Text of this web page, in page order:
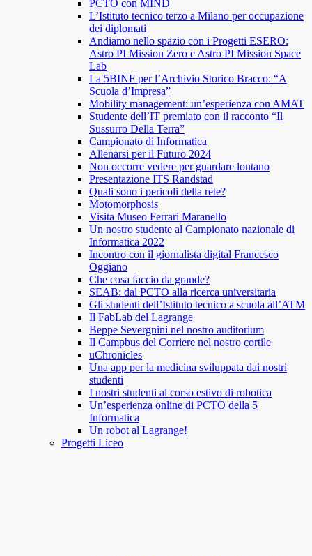
PCTO con MIND
L’Istituto tecnico terzo a Milano per occupazione
dei diplomati
Andiamo nello spazio con i Progetti ESERO:
Astro PI Mission Zero e Astro PI Mission Space
Lab
La 5BINF per l’Archivio Storico Bracco: “A
Scuola d’Impresa”
Mobility management: un’esperienza con AMAT
Studente dell’IT premiato con il racconto “Il
Sussurro Della Terra”
Campionato di Informatica
Allenarsi per il Futuro 2024
Non occorre vedere per guardare lontano
Presentazione ITS Randstad
Quali sono i pericoli della rete?
Motomorphosis
Visita Museo Ferrari Maranello
Un nostro studente al Campionato nazionale di
Informatica 2022
Incontro con il giornalista digital Francesco
Oggiano
Che cosa faccio da grande?
SEAB: dal PCTO alla ricerca universitaria
Gli studenti dell’Istituto tecnico a scuola all’ATM
Il FabLab del Lagrange
Beppe Severgnini nel nostro auditorium
Il Campbus del Corriere nel nostro cortile
uChronicles
Una app per la medicina sviluppata dai nostri
studenti
I nostri studenti al corso estivo di robotica
Un’esperienza online di PCTO della 5
Informatica
Un robot al Lagrange!
Progetti Liceo